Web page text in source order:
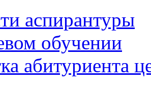
аспирантуры
обучении
абитуриента